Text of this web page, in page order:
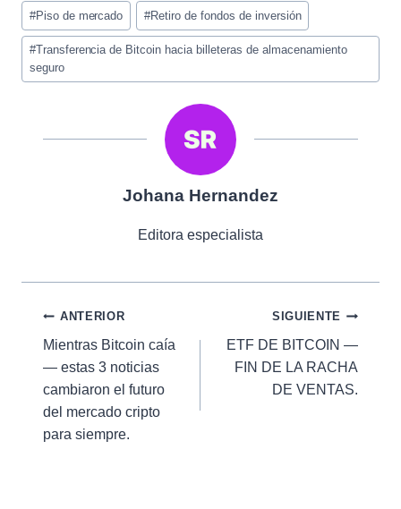
#Piso de mercado #Retiro de fondos de inversión
#Transferencia de Bitcoin hacia billeteras de almacenamiento
seguro
Johana Hernandez
Editora especialista
Navegación
de
entradas
ANTERIOR
Mientras Bitcoin caía
— estas 3 noticias
cambiaron el futuro
del mercado cripto
para siempre.
SIGUIENTE
ETF DE BITCOIN —
FIN DE LA RACHA
DE VENTAS.